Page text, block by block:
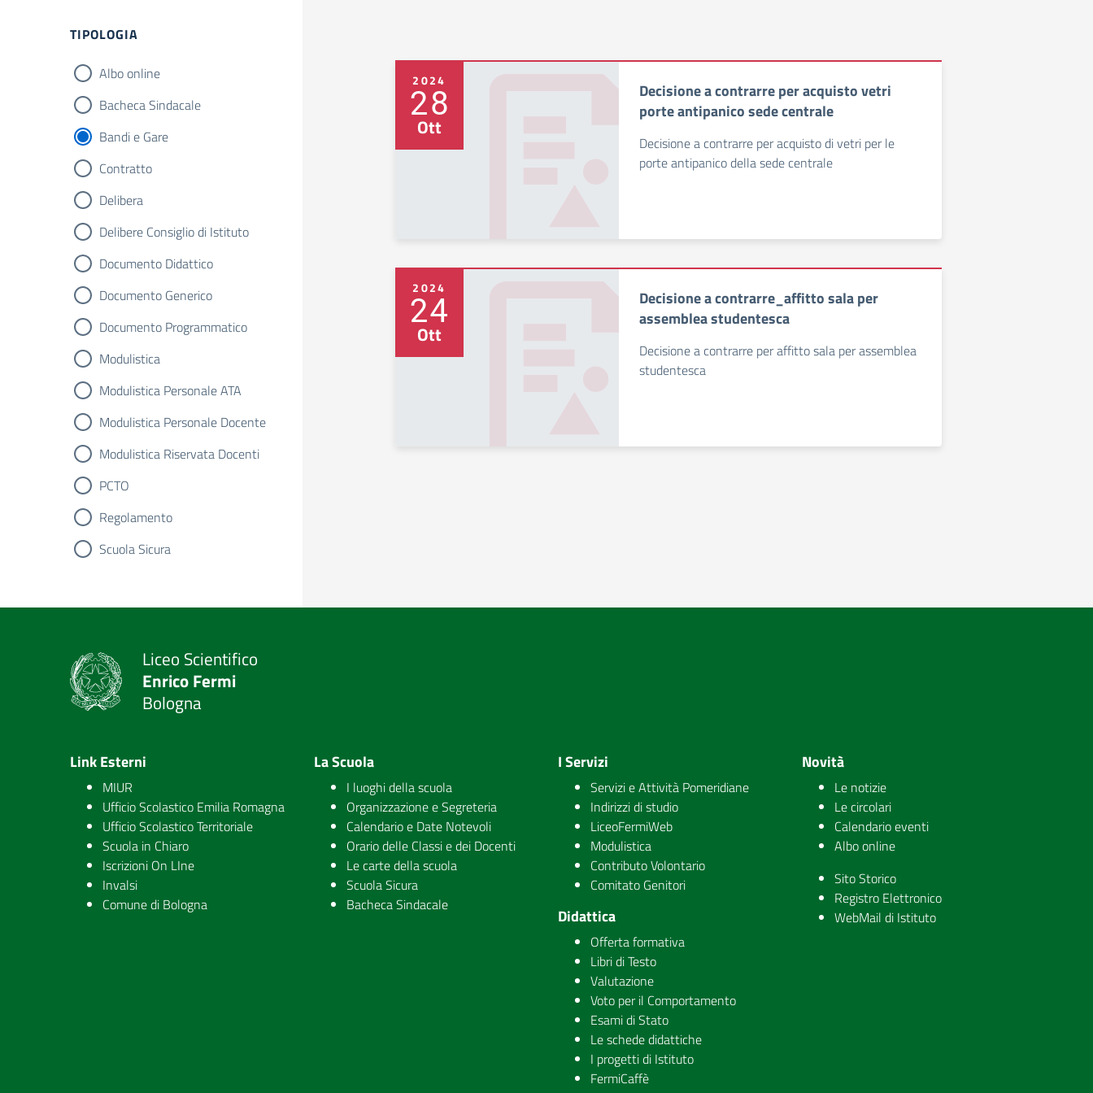
TIPOLOGIA
Albo online
Bacheca Sindacale
Bandi e Gare
Contratto
Delibera
Delibere Consiglio di Istituto
Documento Didattico
Documento Generico
Documento Programmatico
Modulistica
Modulistica Personale ATA
Modulistica Personale Docente
Modulistica Riservata Docenti
PCTO
Regolamento
Scuola Sicura
2024
28
Ott
Decisione a contrarre per acquisto vetri
porte antipanico sede centrale
Decisione a contrarre per acquisto di vetri per le
porte antipanico della sede centrale
2024
24
Ott
Decisione a contrarre_affitto sala per
assemblea studentesca
Decisione a contrarre per affitto sala per assemblea
studentesca
Liceo Scientifico
Enrico Fermi
Bologna
Link Esterni
MIUR
Ufficio Scolastico Emilia Romagna
Ufficio Scolastico Territoriale
Scuola in Chiaro
Iscrizioni On LIne
Invalsi
Comune di Bologna
La Scuola
I luoghi della scuola
Organizzazione e Segreteria
Calendario e Date Notevoli
Orario delle Classi e dei Docenti
Le carte della scuola
Scuola Sicura
Bacheca Sindacale
I Servizi
Servizi e Attività Pomeridiane
Indirizzi di studio
LiceoFermiWeb
Modulistica
Contributo Volontario
Comitato Genitori
Didattica
Offerta formativa
Libri di Testo
Valutazione
Voto per il Comportamento
Esami di Stato
Le schede didattiche
I progetti di Istituto
FermiCaffè
Novità
Le notizie
Le circolari
Calendario eventi
Albo online
Sito Storico
Registro Elettronico
WebMail di Istituto